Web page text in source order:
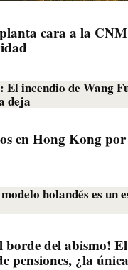
cara a la
en Hong Kong
borde del abismo!
pensiones, ¿la